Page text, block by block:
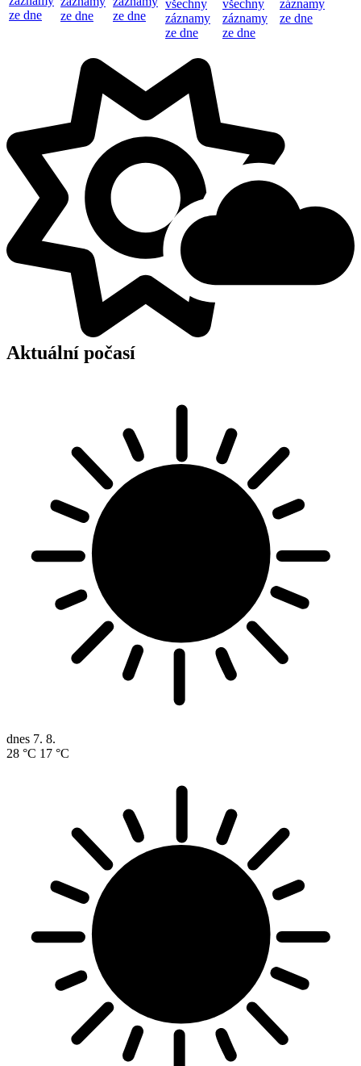
ze dne
ze dne
ze dne
všechny
záznamy
ze dne
všechny
záznamy
ze dne
záznamy
ze dne
Aktuální počasí
dnes 7. 8.
28 °C 17 °C